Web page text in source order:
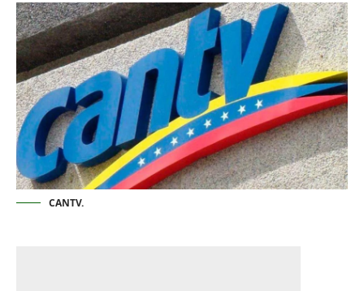
CANTV.